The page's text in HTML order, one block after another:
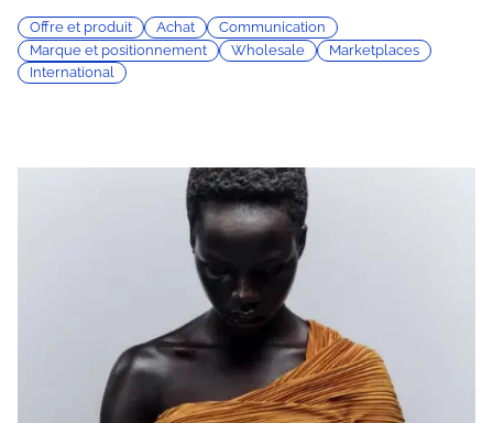
Offre et produit Achat
Communication
Marque et positionnement
Wholesale
Marketplaces
International